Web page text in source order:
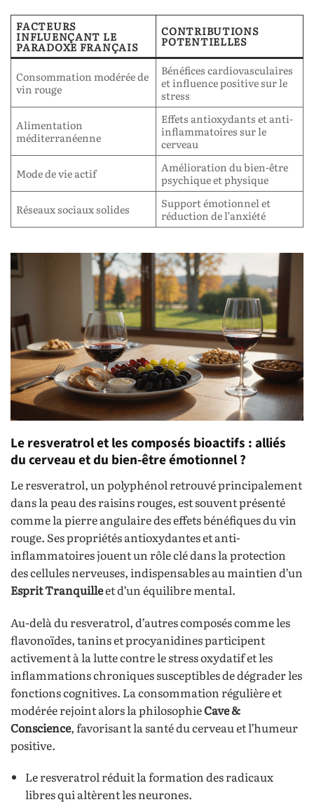
FACTEURS
INFLUENÇANT LE
PARADOXE FRANÇAIS
CONTRIBUTIONS
POTENTIELLES
Consommation modérée de
vin rouge
Bénéfices cardiovasculaires
et influence positive sur le
stress
Alimentation
méditerranéenne
Effets antioxydants et anti-
inflammatoires sur le
cerveau
Mode de vie actif
Amélioration du bien-être
psychique et physique
Réseaux sociaux solides
Support émotionnel et
réduction de l’anxiété
Le resveratrol et les composés bioactifs : alliés
du cerveau et du bien-être émotionnel ?
Le resveratrol, un polyphénol retrouvé principalement
dans la peau des raisins rouges, est souvent présenté
comme la pierre angulaire des effets bénéfiques du vin
rouge. Ses propriétés antioxydantes et anti-
inflammatoires jouent un rôle clé dans la protection
des cellules nerveuses, indispensables au maintien d’un
Esprit Tranquilleet d’un équilibre mental.
Au-delà du resveratrol, d’autres composés comme les
flavonoïdes, tanins et procyanidines participent
activement à la lutte contre le stress oxydatif et les
inflammations chroniques susceptibles de dégrader les
fonctions cognitives. La consommation régulière et
modérée rejoint alors la philosophieCave &
Conscience, favorisant la santé du cerveau et l’humeur
positive.
Le resveratrol réduit la formation des radicaux
libres qui altèrent les neurones.